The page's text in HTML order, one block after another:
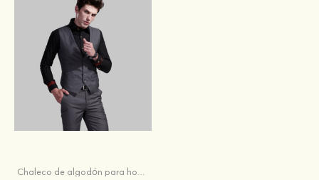
Chaleco de algodón para hombre ideal para bodas y fiestas